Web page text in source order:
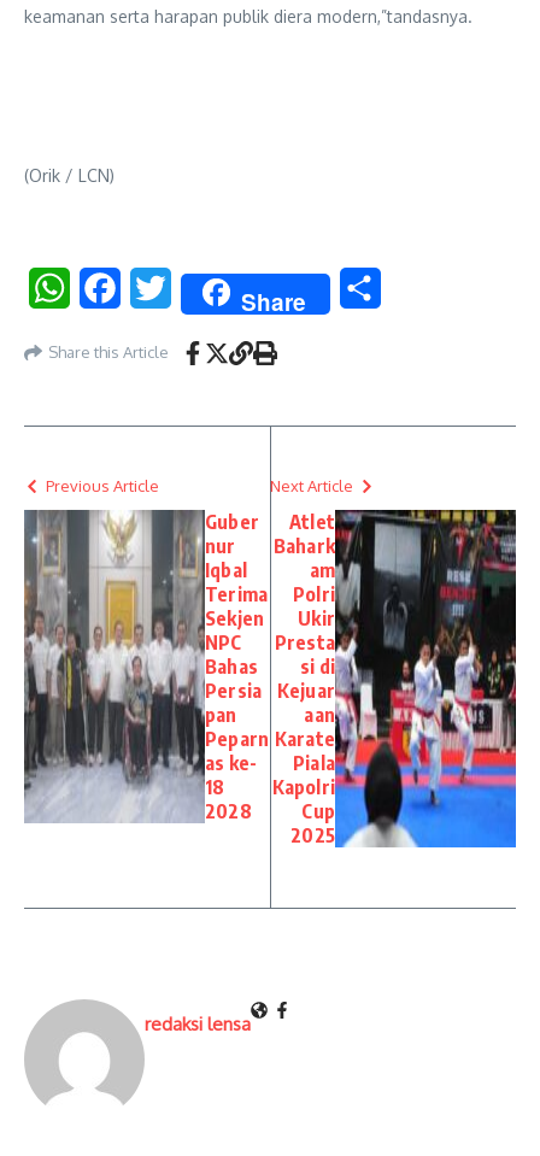
keamanan serta harapan publik diera modern,”tandasnya.
(Orik / LCN)
WhatsAppFacebookTwitter Share
Share this Article
Previous Article
Guber
nur
Iqbal
Terima
Sekjen
NPC
Bahas
Persia
pan
Peparn
as ke-
18
2028
Next Article
Atlet
Bahark
am
Polri
Ukir
Presta
si di
Kejuar
aan
Karate
Piala
Kapolri
Cup
2025
redaksi lensa